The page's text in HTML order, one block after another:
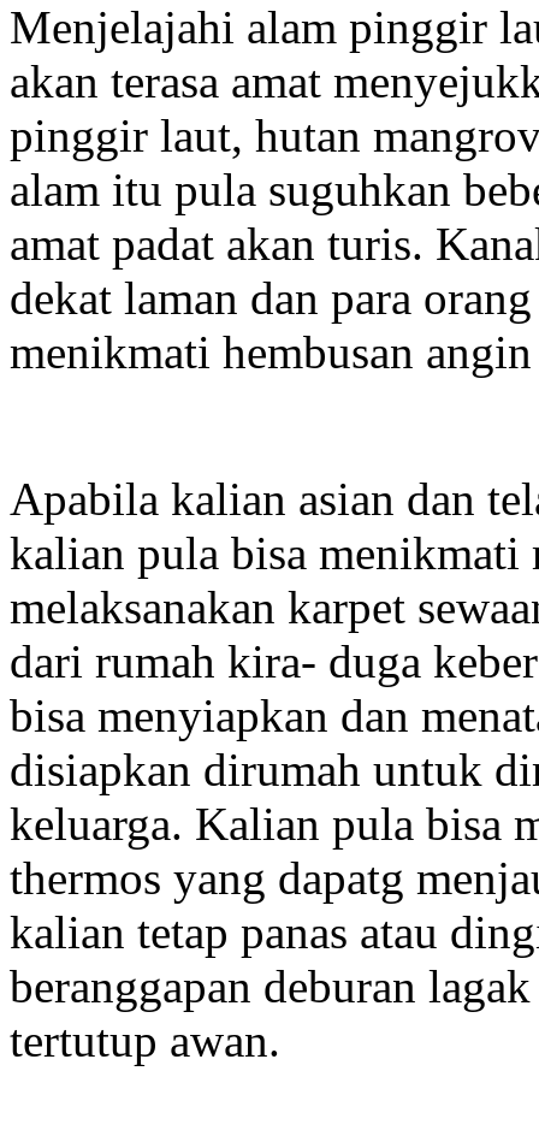
Menjelajahi alam pinggir
akan terasa amat
pinggir laut, hutan
alam itu pula suguhkan
amat padat akan turis.
dekat laman dan para
menikmati hembusan
Apabila kalian asian dan
kalian pula bisa menikmati
melaksanakan karpet
dari rumah kira- duga
bisa menyiapkan dan
disiapkan dirumah untuk
keluarga. Kalian pula bisa
thermos yang dapatg
kalian tetap panas atau
beranggapan deburan
tertutup awan.